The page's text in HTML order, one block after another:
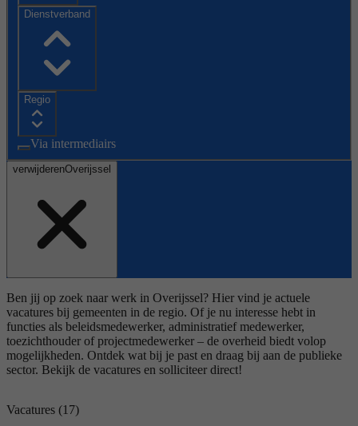
Ben jij op zoek naar werk in Overijssel? Hier vind je actuele
vacatures bij gemeenten in de regio. Of je nu interesse hebt in
functies als beleidsmedewerker, administratief medewerker,
toezichthouder of projectmedewerker – de overheid biedt volop
mogelijkheden. Ontdek wat bij je past en draag bij aan de publieke
sector. Bekijk de vacatures en solliciteer direct!
Dienstverband
Regio
Via intermediairs
verwijderenOverijssel
Vacatures (17)